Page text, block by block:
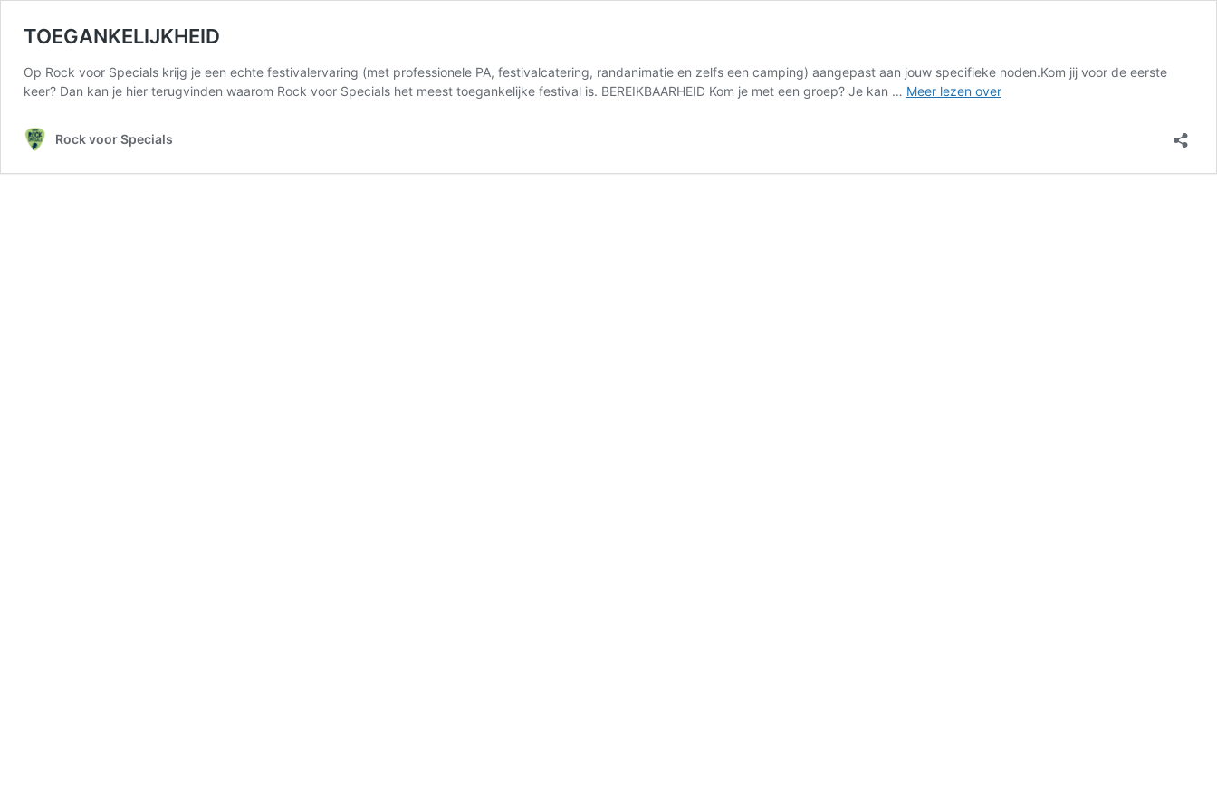
TOEGANKELIJKHEID
Op Rock voor Specials krijg je een echte festivalervaring (met professionele PA, festivalcatering, randanimatie en zelfs een camping) aangepast aan jouw specifieke noden.Kom jij voor de eerste
keer? Dan kan je hier terugvinden waarom Rock voor Specials het meest toegankelijke festival is. BEREIKBAARHEID Kom je met een groep? Je kan … Meer lezen overTOEGANKELIJKHEID
Rock voor Specials